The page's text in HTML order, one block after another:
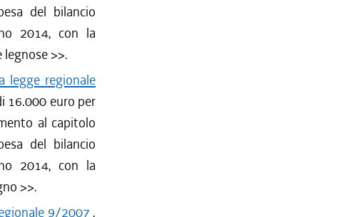
del bilancio
2014, con la
legnose>>.
legge regionale
16.000 euro per
al capitolo
del bilancio
2014, con la
>>.
9/2007 ,